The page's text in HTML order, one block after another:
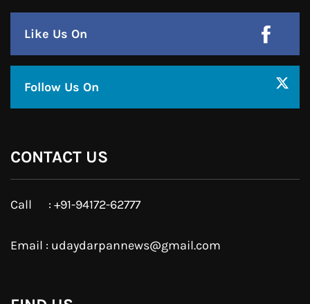
हमसे जुड़े !!
Facebook